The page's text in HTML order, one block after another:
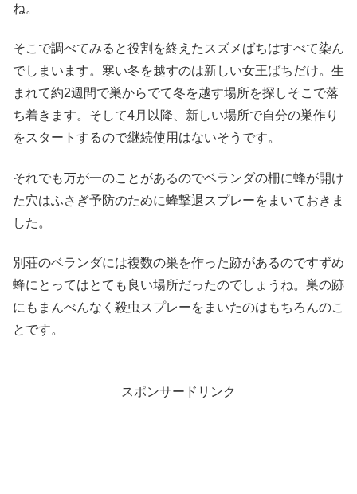
ね。
そこで調べてみると役割を終えたスズメばちはすべて染ん
でしまいます。寒い冬を越すのは新しい女王ばちだけ。生
まれて約2週間で巣からでて冬を越す場所を探しそこで落
ち着きます。そして4月以降、新しい場所で自分の巣作り
をスタートするので継続使用はないそうです。
それでも万が一のことがあるのでベランダの柵に蜂が開け
た穴はふさぎ予防のために蜂撃退スプレーをまいておきま
した。
別荘のベランダには複数の巣を作った跡があるのですずめ
蜂にとってはとても良い場所だったのでしょうね。巣の跡
にもまんべんなく殺虫スプレーをまいたのはもちろんのこ
とです。
スポンサードリンク